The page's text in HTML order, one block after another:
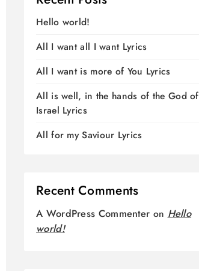
Hello world!
All I want all I want Lyrics
All I want is more of You Lyrics
All is well, in the hands of the God of
Israel Lyrics
All for my Saviour Lyrics
Recent Comments
A WordPress Commenter on Hello
world!